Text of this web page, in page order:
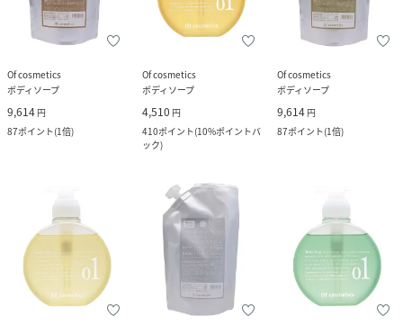
Of cosmetics
ボディソープ
9,614 円
87ポイント(1倍)
Of cosmetics
ボディソープ
4,510 円
410ポイント(10%ポイントバ
ック)
Of cosmetics
ボディソープ
9,614 円
87ポイント(1倍)